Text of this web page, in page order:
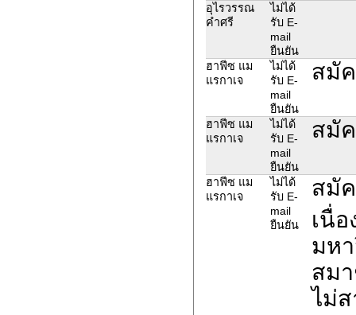
อุไรวรรณ
คำศรี
ไม่ได้
รับ E-
mail
ยืนยัน
ฮาฟีซ แม
แรกาเจ
ไม่ได้
รับ E-
mail
ยืนยัน
สมั
ฮาฟีซ แม
แรกาเจ
ไม่ได้
รับ E-
mail
ยืนยัน
สมั
ฮาฟีซ แม
แรกาเจ
ไม่ได้
รับ E-
mail
ยืนยัน
สมั
เนื่
มห
สม
ไม่